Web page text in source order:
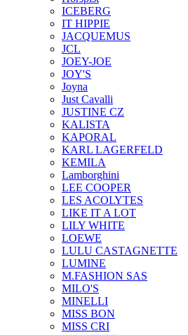
ICEBERG
IT HIPPIE
JACQUEMUS
JCL
JOEY-JOE
JOY'S
Joyna
Just Cavalli
JUSTINE CZ
KALISTA
KAPORAL
KARL LAGERFELD
KEMILA
Lamborghini
LEE COOPER
LES ACOLYTES
LIKE IT A LOT
LILY WHITE
LOEWE
LULU CASTAGNETTE
LUMINE
M.FASHION SAS
MILO'S
MINELLI
MISS BON
MISS CRI